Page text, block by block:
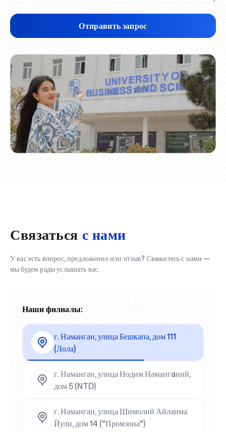
Отправить запрос
Связаться с нами
У вас есть вопрос, предложение или отзыв? Свяжитесь с нами —
мы будем рады услышать вас.
Наши филиалы:
г. Наманган, улица Бешкапа, дом 111
(Лола)
г. Наманган, улица Нодим Намангaний,
дом 5 (NTD)
г. Наманган, улица Шимолий Айланма
Йули, дом 14 ("Промзона")